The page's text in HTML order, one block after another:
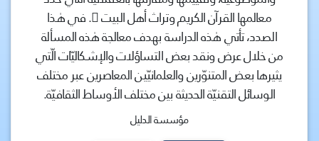
معالمها القرآن الكريم وتراث أهل البيت . في هٰذا
الصدد، تأتي هٰذه الدراسة بهدف معالجة هٰذه المسألة
من خلال عرض ونقد بعض التساؤلات والإشكاليّات الّتي
يثيرها بعض المتنوّرين والعلمانيّين المعاصرين عبر مختلف
الوسائل التقنيّة الحديثة بين مختلف الأوساط الثقافيّة.
مؤسسة الدليل